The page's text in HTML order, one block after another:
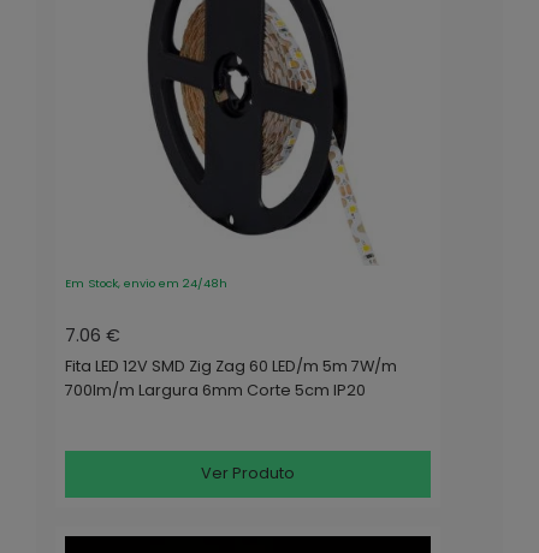
Em Stock, envio em 24/48h
7.06 €
Fita LED 12V SMD Zig Zag 60 LED/m 5m 7W/m
700lm/m Largura 6mm Corte 5cm IP20
Ver Produto